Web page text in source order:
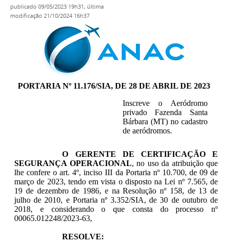
publicado 09/05/2023 19h31, última
modificação 21/10/2024 16h37
PORTARIA Nº 11.176/SIA, DE 28 DE ABRIL DE 2023
Inscreve o Aeródromo
privado Fazenda Santa
Bárbara (MT) no cadastro
de aeródromos.
O GERENTE DE CERTIFICAÇÃO E
SEGURANÇA OPERACIONAL, no uso da atribuição que
lhe confere o art. 4º, inciso III da Portaria nº 10.700, de 09 de
março de 2023, tendo em vista o disposto na Lei nº 7.565, de
19 de dezembro de 1986, e na Resolução nº 158, de 13 de
julho de 2010, e Portaria nº 3.352/SIA, de 30 de outubro de
2018, e considerando o que consta do processo nº
00065.012248/2023-63,
RESOLVE: